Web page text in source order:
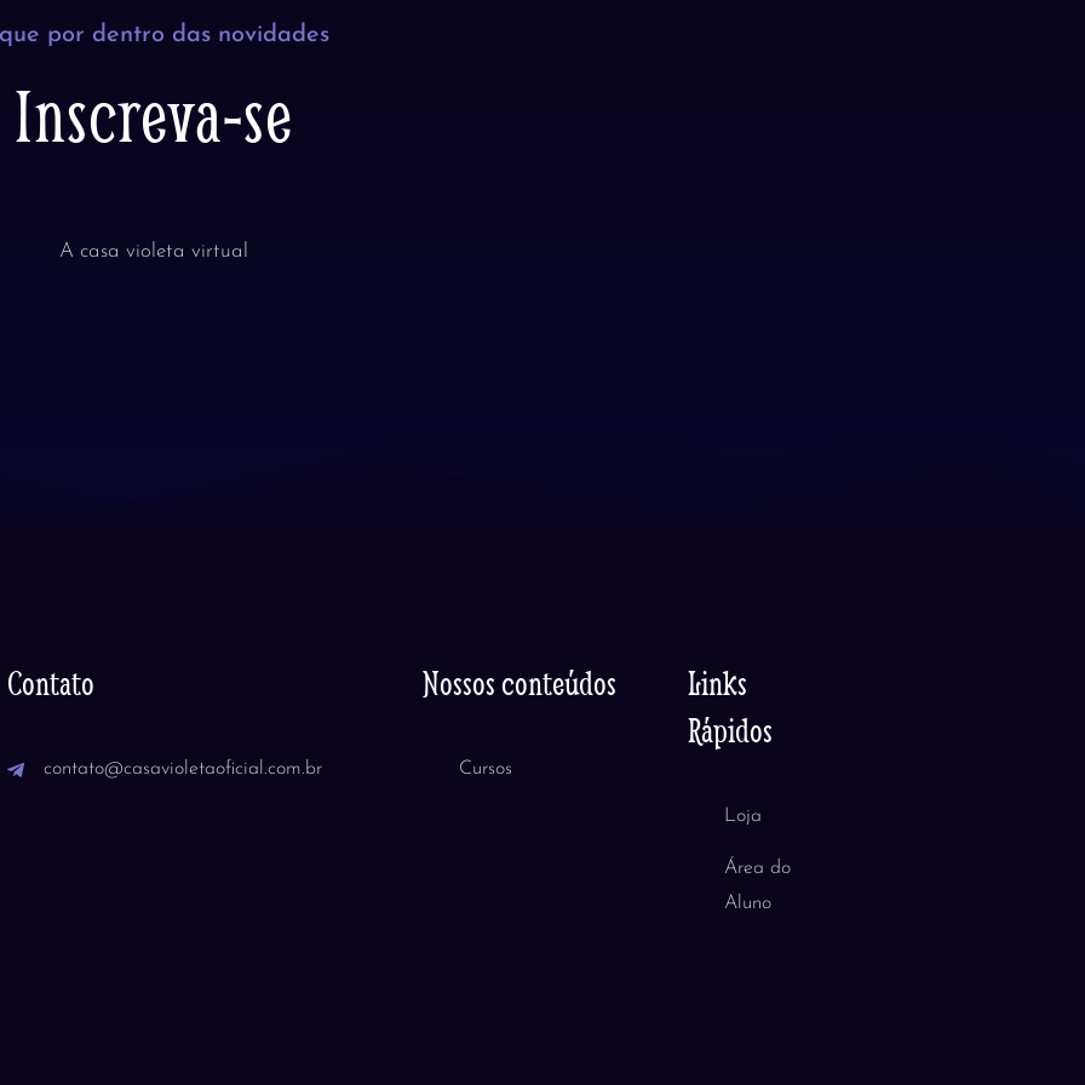
por dentro das novidades
Inscreva-se
A casa violeta virtual
Contato
contato@casavioletaoficial.com.br
Nossos conteúdos
Cursos
Links
Rápidos
Loja
Área do
Aluno